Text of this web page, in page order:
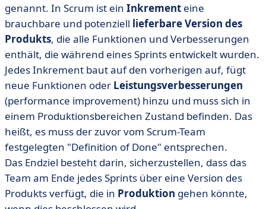
genannt. In Scrum ist ein Inkrement eine
brauchbare und potenziell lieferbare Version des
Produkts, die alle Funktionen und Verbesserungen
enthält, die während eines Sprints entwickelt wurden.
Jedes Inkrement baut auf den vorherigen auf, fügt
neue Funktionen oder Leistungsverbesserungen
(performance improvement) hinzu und muss sich in
einem Produktionsbereichen Zustand befinden. Das
heißt, es muss der zuvor vom Scrum-Team
festgelegten "Definition of Done" entsprechen.
Das Endziel besteht darin, sicherzustellen, dass das
Team am Ende jedes Sprints über eine Version des
Produkts verfügt, die in Produktion gehen könnte,